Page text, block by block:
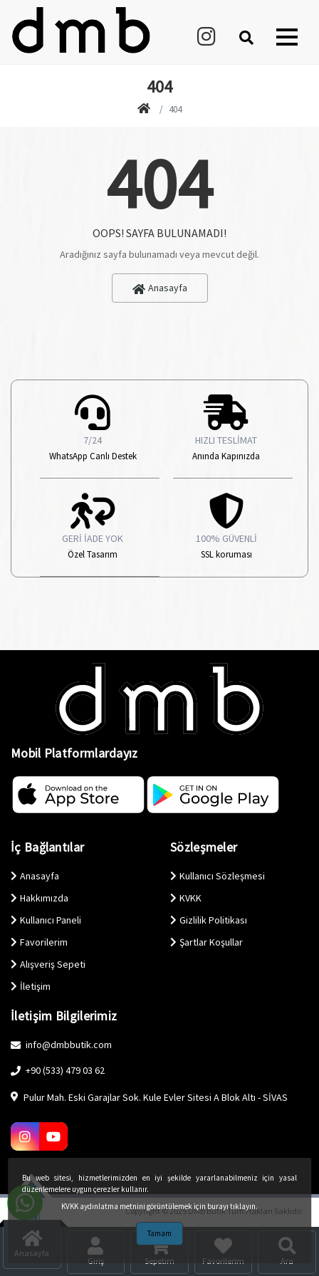
404
404
404
OOPS! SAYFA BULUNAMADI!
Aradığınız sayfa bulunamadı veya mevcut değil.
Anasayfa
7/24
WhatsApp Canlı Destek
HIZLI TESLİMAT
Anında Kapınızda
GERİ İADE YOK
Özel Tasarım
100% GÜVENLİ
SSL koruması
Mobil Platformlardayız
İç Bağlantılar
Anasayfa
Hakkımızda
Kullanıcı Paneli
Favorilerim
Alışveriş Sepeti
İletişim
Sözleşmeler
Kullanıcı Sözleşmesi
KVKK
Gizlilik Politikası
Şartlar Koşullar
İletişim Bilgilerimiz
info@dmbbutik.com
+90 (533) 479 03 62
Pulur Mah. Eski Garajlar Sok. Kule Evler Sitesi A Blok Altı - SİVAS
Copyright © 2025 DMB Butik Tüm Hakları Saklıdır.
Anasayfa
Giriş Sepetim Favorilerim Ara
Bu web sitesi, hizmetlerimizden en iyi şekilde yararlanabilmeniz için yasal
düzenlemelere uygun çerezler kullanır.
KVKK aydınlatma metnini görüntülemek için burayı tıklayın.
Tamam